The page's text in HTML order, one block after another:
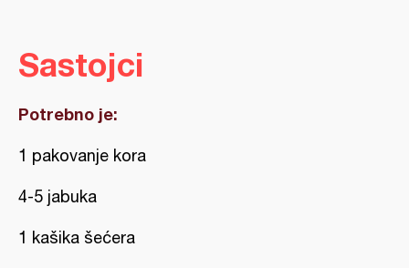
Sastojci
Potrebno je:
1 pakovanje kora
4-5 jabuka
1 kašika šećera